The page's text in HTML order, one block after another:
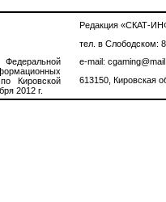
Кировской
2012 г.
Редакция «СКАТ-
тел. в Слободском:
e-mail:
613150, Кировская